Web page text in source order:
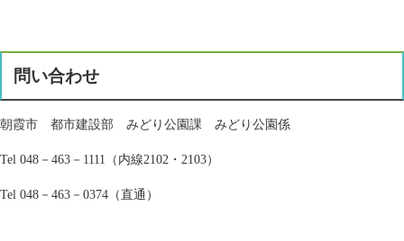
問い合わせ
朝霞市 都市建設部 みどり公園課 みどり公園係
Tel 048－463－1111（内線2102・2103）
Tel 048－463－0374（直通）